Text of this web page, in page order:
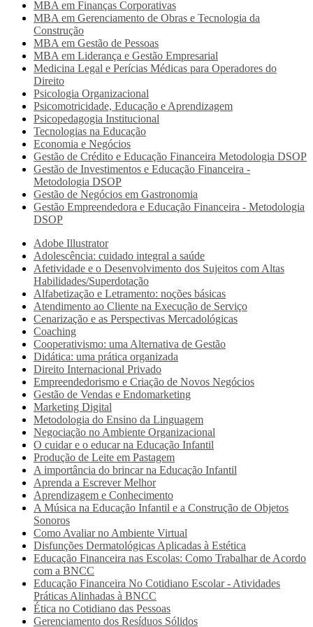
MBA em Finanças Corporativas
MBA em Gerenciamento de Obras e Tecnologia da
Construção
MBA em Gestão de Pessoas
MBA em Liderança e Gestão Empresarial
Medicina Legal e Perícias Médicas para Operadores do
Direito
Psicologia Organizacional
Psicomotricidade, Educação e Aprendizagem
Psicopedagogia Institucional
Tecnologias na Educação
Economia e Negócios
Gestão de Crédito e Educação Financeira Metodologia DSOP
Gestão de Investimentos e Educação Financeira -
Metodologia DSOP
Gestão de Negócios em Gastronomia
Gestão Empreendedora e Educação Financeira - Metodologia
DSOP
Adobe Illustrator
Adolescência: cuidado integral a saúde
Afetividade e o Desenvolvimento dos Sujeitos com Altas
Habilidades/Superdotação
Alfabetização e Letramento: noções básicas
Atendimento ao Cliente na Execução de Serviço
Cenarização e as Perspectivas Mercadológicas
Coaching
Cooperativismo: uma Alternativa de Gestão
Didática: uma prática organizada
Direito Internacional Privado
Empreendedorismo e Criação de Novos Negócios
Gestão de Vendas e Endomarketing
Marketing Digital
Metodologia do Ensino da Linguagem
Negociação no Ambiente Organizacional
O cuidar e o educar na Educação Infantil
Produção de Leite em Pastagem
A importância do brincar na Educação Infantil
Aprenda a Escrever Melhor
Aprendizagem e Conhecimento
A Música na Educação Infantil e a Construção de Objetos
Sonoros
Como Avaliar no Ambiente Virtual
Disfunções Dermatológicas Aplicadas à Estética
Educação Financeira nas Escolas: Como Trabalhar de Acordo
com a BNCC
Educação Financeira No Cotidiano Escolar - Atividades
Práticas Alinhadas à BNCC
Ética no Cotidiano das Pessoas
Gerenciamento dos Resíduos Sólidos